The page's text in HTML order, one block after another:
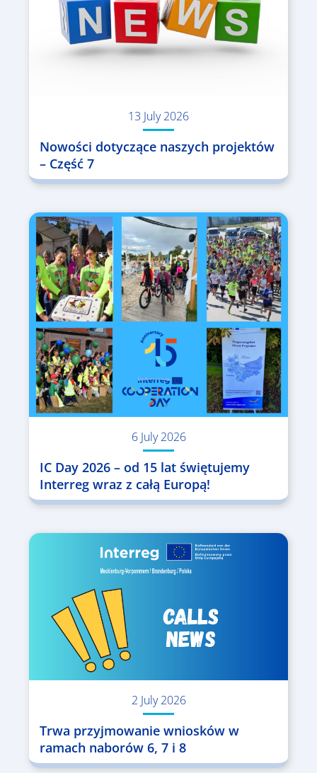
13 July 2026
Nowości dotyczące naszych projektów
– Część 7
6 July 2026
IC Day 2026 – od 15 lat świętujemy
Interreg wraz z całą Europą!
2 July 2026
Trwa przyjmowanie wniosków w
ramach naborów 6, 7 i 8